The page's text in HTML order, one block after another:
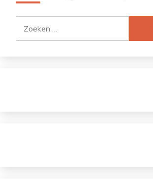
naar: